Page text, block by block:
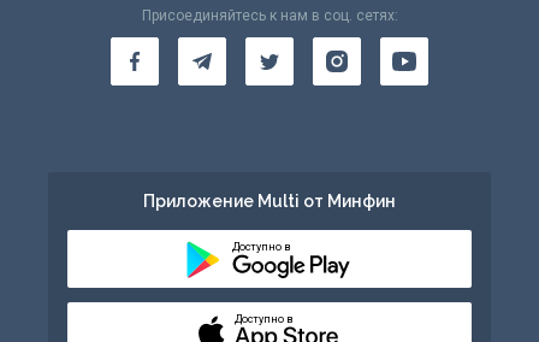
Присоединяйтесь к нам в соц. сетях:
Приложение Multi от Минфин
Доступно в
Доступно в